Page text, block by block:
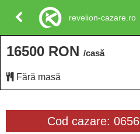
Cod cazare: 0656
16500 RON /casă
Fără masă
revelion-cazare.ro